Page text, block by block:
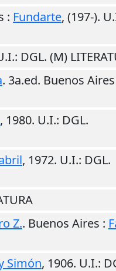
: Fundarte, (197-).
: DGL. (M)
. 3a.ed. Buenos Aires
, 1980. U.I.: DGL.
, 1972. U.I.: DGL.
Z.. Buenos Aires :
Simón, 1906. U.I.: